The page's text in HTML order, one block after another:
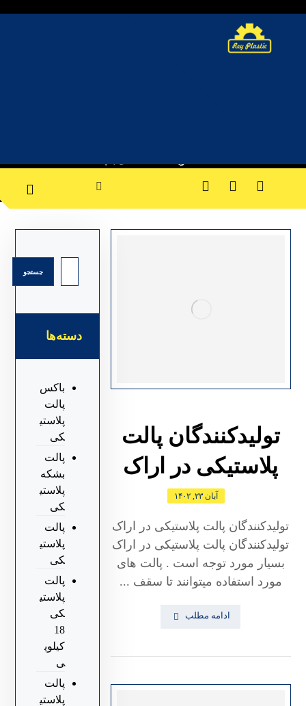
تولیدکنندگان پالت
پلاستیکی در اراک
آبان ۲۳, ۱۴۰۲
تولیدکنندگان پالت پلاستیکی در اراک
تولیدکنندگان پالت پلاستیکی در اراک
بسیار مورد توجه است . پالت های
مورد استفاده میتوانند تا سقف ...
ادامه مطلب
جستجو
دسته‌ها
باکس
پالت
پلاستی
کی
پالت
بشکه
پلاستی
کی
پالت
پلاستی
کی
پالت
پلاستی
کی
18
کیلوی
ی
پالت
پلاستی